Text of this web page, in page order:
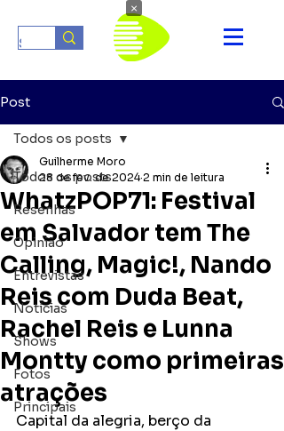
Post
Todos os posts
Resenhas
Opinião
Entrevistas
Notícias
Shows
Fotos
Principais
Todos os posts
WhatzPOP71: Festival
em Salvador tem The
Calling, Magic!, Nando
Reis com Duda Beat,
Rachel Reis e Lunna
Montty como primeiras
atrações
Guilherme Moro
28 de fev. de 2024 2 min de leitura
Capital da alegria, berço da
×